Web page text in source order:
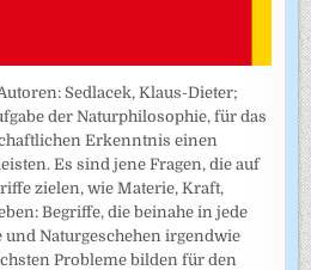
Sedlacek, Klaus-Dieter;
der Naturphilosophie, für das
Erkenntnis einen
Es sind jene Fragen, die auf
zielen, wie Materie, Kraft,
Begriffe, die beinahe in jede
und Naturgeschehen irgendwie
Probleme bilden für den